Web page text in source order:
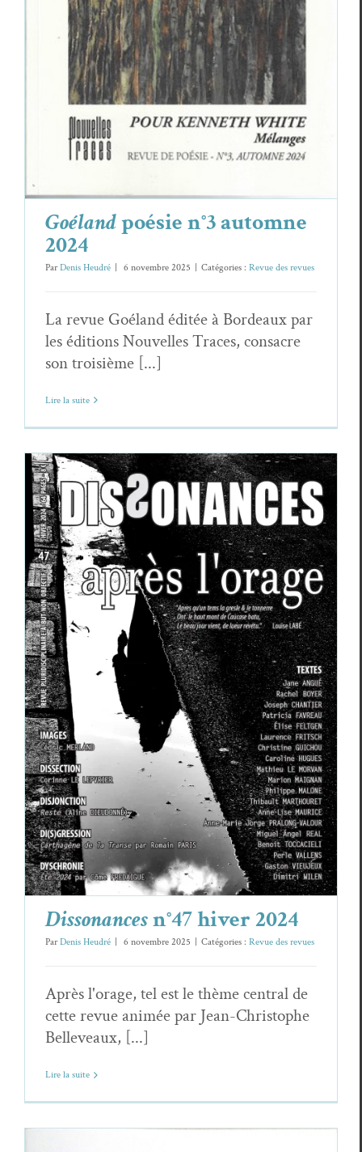
Goélandpoésie n°3 automne
2024
ParDenis Heudré | 6 novembre 2025 | Catégories : Revue des revues
La revue Goéland éditée à Bordeaux par
les éditions Nouvelles Traces, consacre
son troisième [...]
Lire la suite
Dissonances n°47 hiver 2024
Revue des revues
Dissonancesn°47 hiver 2024
ParDenis Heudré 6 novembre 2025 Catégories : Revue des revues
Après l'orage, tel est le thème central de
cette revue animée par Jean-Christophe
Belleveaux, [...]
Lire la suite